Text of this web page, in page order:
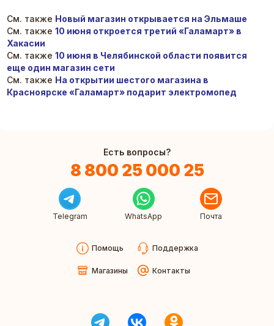
См. также Новый магазин открывается на Эльмаше
См. также 10 июня откроется третий «Галамарт» в
Хакасии
См. также 10 июня в Челябинской области появится
еще один магазин сети
См. также На открытии шестого магазина в
Красноярске «Галамарт» подарит электромопед
Есть вопросы?
8 800 25 000 25
Telegram WhatsApp Почта
Помощь Поддержка
Магазины Контакты